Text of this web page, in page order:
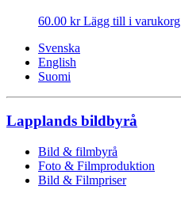
60.00 kr Lägg till i varukorg
Svenska
English
Suomi
Lapplands bildbyrå
Bild & filmbyrå
Foto & Filmproduktion
Bild & Filmpriser